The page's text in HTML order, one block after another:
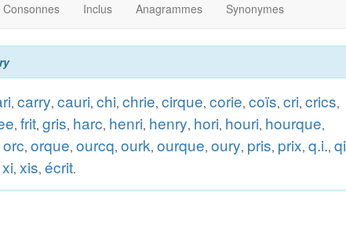
Consonnes Inclus Anagrammes Synonymes
, carry, cauri, chi, chrie, cirque, corie, coïs, cri, crics,
, frit, gris, harc, henri, henry, hori, houri, hourque,
orc, orque, ourcq, ourk, ourque, oury, pris, prix, q.i., qi
xi, xis, écrit.